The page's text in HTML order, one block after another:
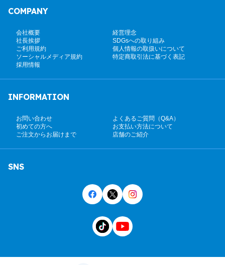
COMPANY
会社概要
経営理念
社長挨拶
SDGsへの取り組み
ご利用規約
個人情報の取扱いについて
ソーシャルメディア規約
特定商取引法に基づく表記
採用情報
INFORMATION
お問い合わせ
よくあるご質問（Q&A）
初めての方へ
お支払い方法について
ご注文からお届けまで
店舗のご紹介
SNS